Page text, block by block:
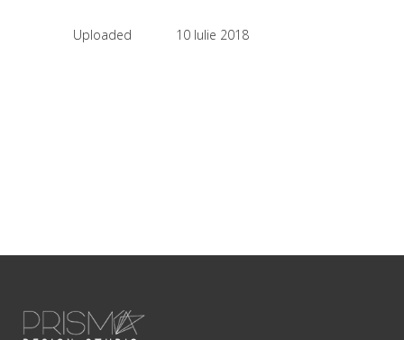
Uploaded 10 Iulie 2018